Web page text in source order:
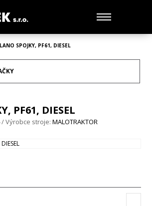
LANO SPOJKY, PF61, DIESEL
PF61, DIESEL
/ Výrobce stroje:MALOTRAKTOR